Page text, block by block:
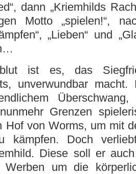
dann „Kriemhilds
Motto „spielen!“,
„Lieben“ und
ist es, das
unverwundbar
Grenzen
Hof von Worms, um mit
kämpfen. Doch
Diese soll er
Werben um die